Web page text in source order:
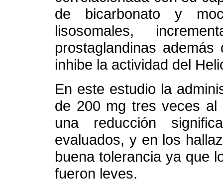
de bicarbonato y
lisosomales,
prostaglandinas
inhibe la actividad del
En este estudio la
de 200 mg tres veces al
una reducción
evaluados, y en los
buena tolerancia ya que
fueron leves.